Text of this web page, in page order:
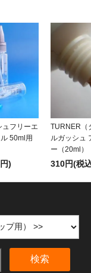
ュフリーエ
50ml用
)
TURNER（
ルガッシュ
ー（20ml）
310円(税
検索